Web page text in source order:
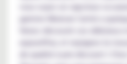
vous soyez un vapoteur
gamme Mexican Cartel a
Venez découvrir ces délicieux
aujourd'hui, et rejoignez le
de qualité à prix discount !